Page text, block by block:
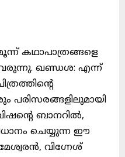
കഥാപാത്രങ്ങളെ
വരുന്നു. ഖണ്ഡശ: എന്ന്
പരിസരങ്ങളിലുമായി
ബാനറിൽ,
ചെയ്യുന്ന ഈ
വിഗ്നേശ്